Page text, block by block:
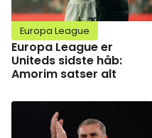
Europa League
Europa League er
Uniteds sidste håb:
Amorim satser alt